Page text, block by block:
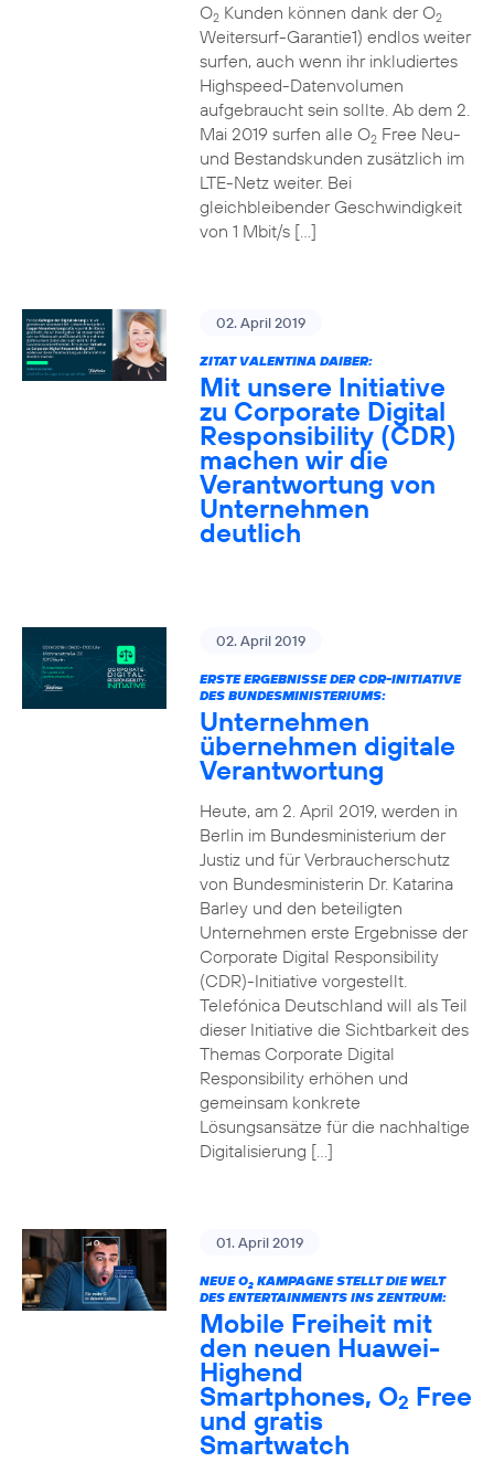
O2Kunden können dank der O2
Weitersurf-Garantie1) endlos weiter
surfen, auch wenn ihr inkludiertes
Highspeed-Datenvolumen
aufgebraucht sein sollte. Ab dem 2.
Mai 2019 surfen alle O2Free Neu-
und Bestandskunden zusätzlich im
LTE-Netz weiter. Bei
gleichbleibender Geschwindigkeit
von 1 Mbit/s […]
02. April 2019
ZITAT VALENTINA DAIBER:
Mit unsere Initiative
zu Corporate Digital
Responsibility (CDR)
machen wir die
Verantwortung von
Unternehmen
deutlich
02. April 2019
ERSTE ERGEBNISSE DER CDR-INITIATIVE
DES BUNDESMINISTERIUMS:
Unternehmen
übernehmen digitale
Verantwortung
Heute, am 2. April 2019, werden in
Berlin im Bundesministerium der
Justiz und für Verbraucherschutz
von Bundesministerin Dr. Katarina
Barley und den beteiligten
Unternehmen erste Ergebnisse der
Corporate Digital Responsibility
(CDR)-Initiative vorgestellt.
Telefónica Deutschland will als Teil
dieser Initiative die Sichtbarkeit des
Themas Corporate Digital
Responsibility erhöhen und
gemeinsam konkrete
Lösungsansätze für die nachhaltige
Digitalisierung […]
01. April 2019
NEUE O2KAMPAGNE STELLT DIE WELT
DES ENTERTAINMENTS INS ZENTRUM:
Mobile Freiheit mit
den neuen Huawei-
Highend
Smartphones, O2 Free
und gratis
Smartwatch